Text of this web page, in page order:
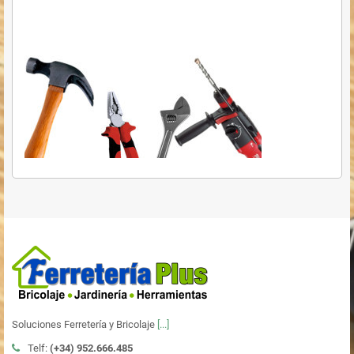
Soluciones Ferretería y Bricolaje [...]
Telf: (+34) 952.666.485